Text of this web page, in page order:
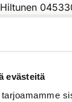
evästeitä